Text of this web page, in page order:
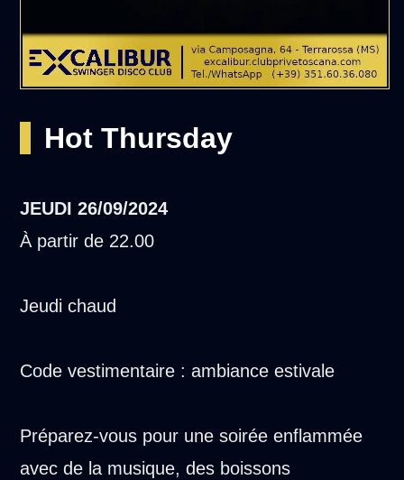
Hot Thursday
JEUDI 26/09/2024
À partir de 22.00
Jeudi chaud
Code vestimentaire : ambiance estivale
Préparez-vous pour une soirée enflammée
avec de la musique, des boissons